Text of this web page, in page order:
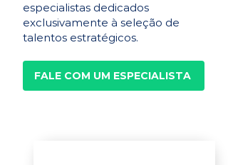
especialistas dedicados
exclusivamente à seleção de
talentos estratégicos.
FALE COM UM ESPECIALISTA